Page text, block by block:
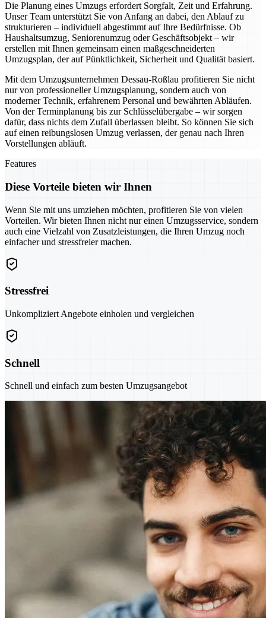
Die Planung eines Umzugs erfordert Sorgfalt, Zeit und Erfahrung.
Unser Team unterstützt Sie von Anfang an dabei, den Ablauf zu
strukturieren – individuell abgestimmt auf Ihre Bedürfnisse. Ob
Haushaltsumzug, Seniorenumzug oder Geschäftsobjekt – wir
erstellen mit Ihnen gemeinsam einen maßgeschneiderten
Umzugsplan, der auf Pünktlichkeit, Sicherheit und Qualität basiert.
Mit dem Umzugsunternehmen Dessau-Roßlau profitieren Sie nicht
nur von professioneller Umzugsplanung, sondern auch von
moderner Technik, erfahrenem Personal und bewährten Abläufen.
Von der Terminplanung bis zur Schlüsselübergabe – wir sorgen
dafür, dass nichts dem Zufall überlassen bleibt. So können Sie sich
auf einen reibungslosen Umzug verlassen, der genau nach Ihren
Vorstellungen abläuft.
Features
Diese Vorteile bieten wir Ihnen
Wenn Sie mit uns umziehen möchten, profitieren Sie von vielen
Vorteilen. Wir bieten Ihnen nicht nur einen Umzugsservice, sondern
auch eine Vielzahl von Zusatzleistungen, die Ihren Umzug noch
einfacher und stressfreier machen.
Stressfrei
Unkompliziert Angebote einholen und vergleichen
Schnell
Schnell und einfach zum besten Umzugsangebot